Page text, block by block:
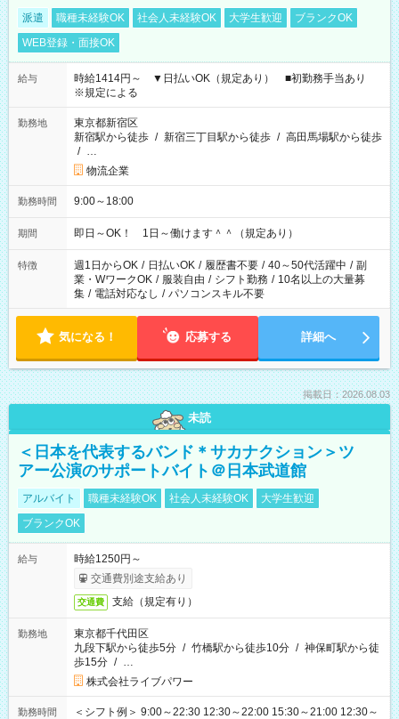
派遣 職種未経験OK 社会人未経験OK 大学生歓迎
ブランクOK
WEB登録・面接OK
給与
時給1414円～ ▼日払いOK（規定あり） ■初勤務手当あり
※規定による
勤務地
東京都新宿区
新宿駅から徒歩 / 新宿三丁目駅から徒歩 / 高田馬場駅から徒歩
/ …
物流企業
勤務時間 9:00～18:00
期間 即日～OK！ 1日～働けます＾＾（規定あり）
特徴 週1日からOK / 日払いOK / 履歴書不要 / 40～50代活躍中 / 副
業・WワークOK / 服装自由 / シフト勤務 / 10名以上の大量募
集 / 電話対応なし / パソコンスキル不要
気になる！ 応募する 詳細へ
掲載日：2026.08.03
未読
＜日本を代表するバンド＊サカナクション＞ツ
アー公演のサポートバイト＠日本武道館
アルバイト 職種未経験OK 社会人未経験OK
大学生歓迎
ブランクOK
給与
時給1250円～
交通費別途支給あり
交通費 支給（規定有り）
勤務地
東京都千代田区
九段下駅から徒歩5分 / 竹橋駅から徒歩10分 / 神保町駅から徒
歩15分 / …
株式会社ライブパワー
勤務時間
＜シフト例＞ 9:00～22:30 12:30～22:00 15:30～21:00 12:30～